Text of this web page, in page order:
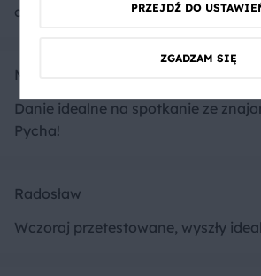
chętnie skorzystam :D
Marta
Danie idealne na spotkanie ze
Pycha!
Radosław
Wczoraj przetestowane, wyszły
PRZEJDŹ DO
ZGADZAM SIĘ